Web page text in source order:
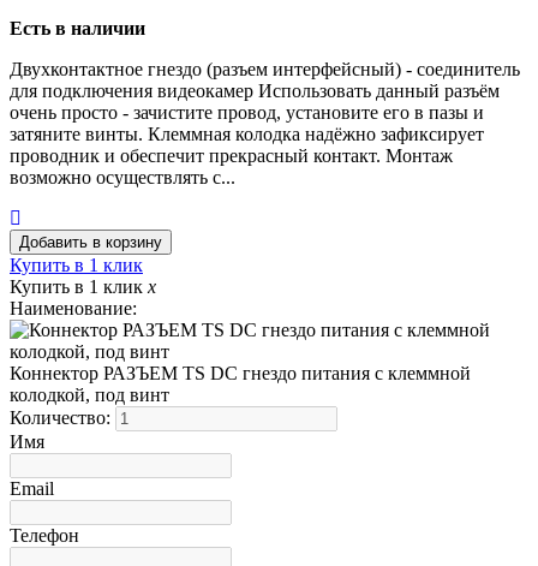
Есть в наличии
Двухконтактное гнездо (разъем интерфейсный) - соединитель
для подключения видеокамер Использовать данный разъём
очень просто - зачистите провод, установите его в пазы и
затяните винты. Клеммная колодка надёжно зафиксирует
проводник и обеспечит прекрасный контакт. Монтаж
возможно осуществлять с...
Купить в 1 клик
Купить в 1 клик x
Наименование:
Коннектор РАЗЪЕМ TS DC гнездо питания с клеммной
колодкой, под винт
Количество:
Имя
Email
Телефон